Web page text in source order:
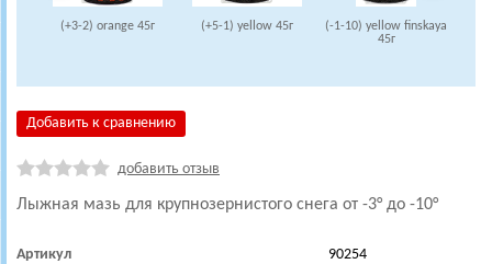
(+3-2) orange 45г (+5-1) yellow 45г
(-1-10) yellow finskaya
45г
Добавить к сравнению
добавить отзыв
Лыжная мазь для крупнозернистого снега от -3° до -10°
Артикул 90254